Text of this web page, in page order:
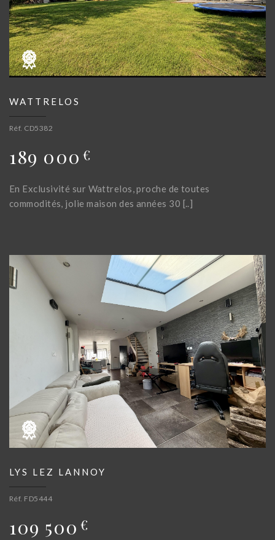
WATTRELOS
Réf. CD5382
189 000 €
En Exclusivité sur Wattrelos, proche de toutes
commodités, jolie maison des années 30 [..]
LYS LEZ LANNOY
Réf. FD5444
109 500 €